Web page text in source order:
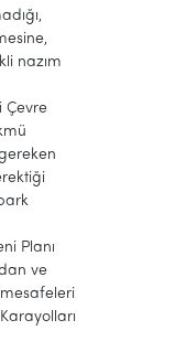
nazım
Çevre
Planı
ve
mesafeleri